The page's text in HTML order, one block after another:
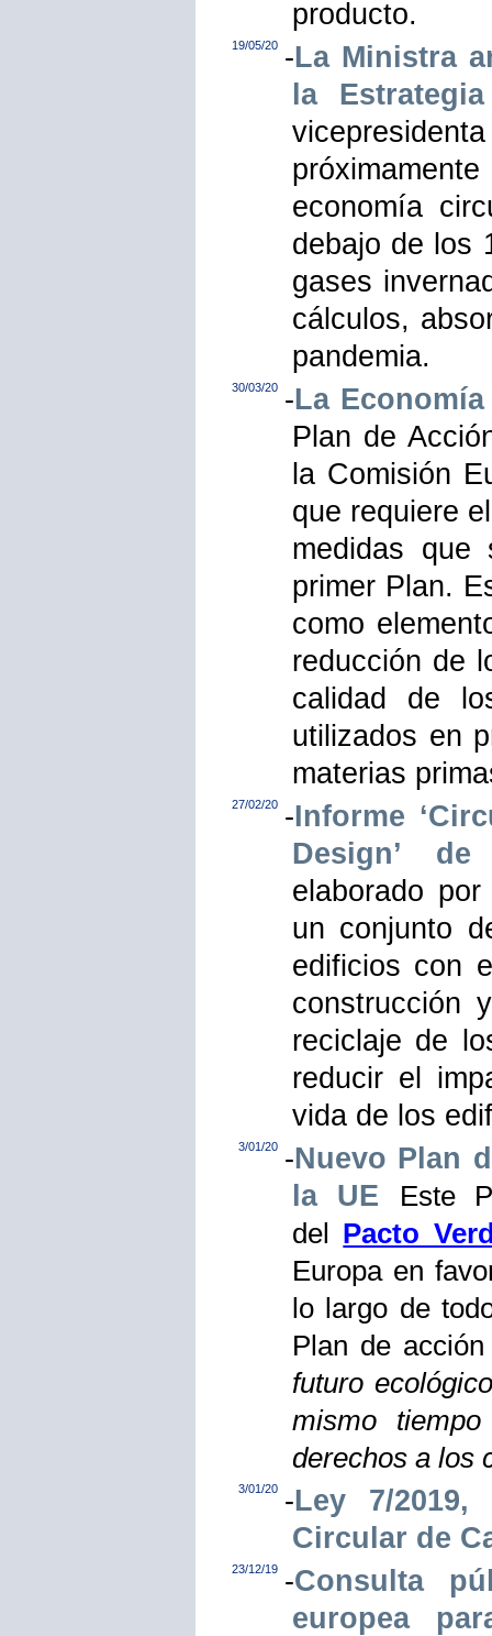
producto.
19/05/20 -La Ministra
la
economía
debajo de los
gases
cálculos,
pandemia.
30/03/20 -La
Plan de
la Comisión
que requiere
medidas que
primer Plan.
como
reducción de
calidad de
utilizados en
materias
27/02/20 -Informe
Design’
elaborado
un conjunto
edificios con
construcción
reciclaje de
reducir el
vida de los
3/01/20 -Nuevo Plan
la UE
Este
del Pacto
Europa en
lo largo de
Plan de
futuro
mismo
derechos a los
3/01/20 -Ley 7/
Circular de
23/12/19 -Consulta
europea